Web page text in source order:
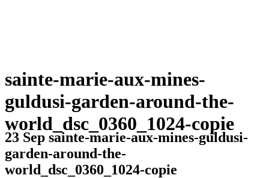
sainte-marie-aux-mines-
guldusi-garden-around-the-
world_dsc_0360_1024-copie
23 Sep sainte-marie-aux-mines-guldusi-
garden-around-the-
world_dsc_0360_1024-copie